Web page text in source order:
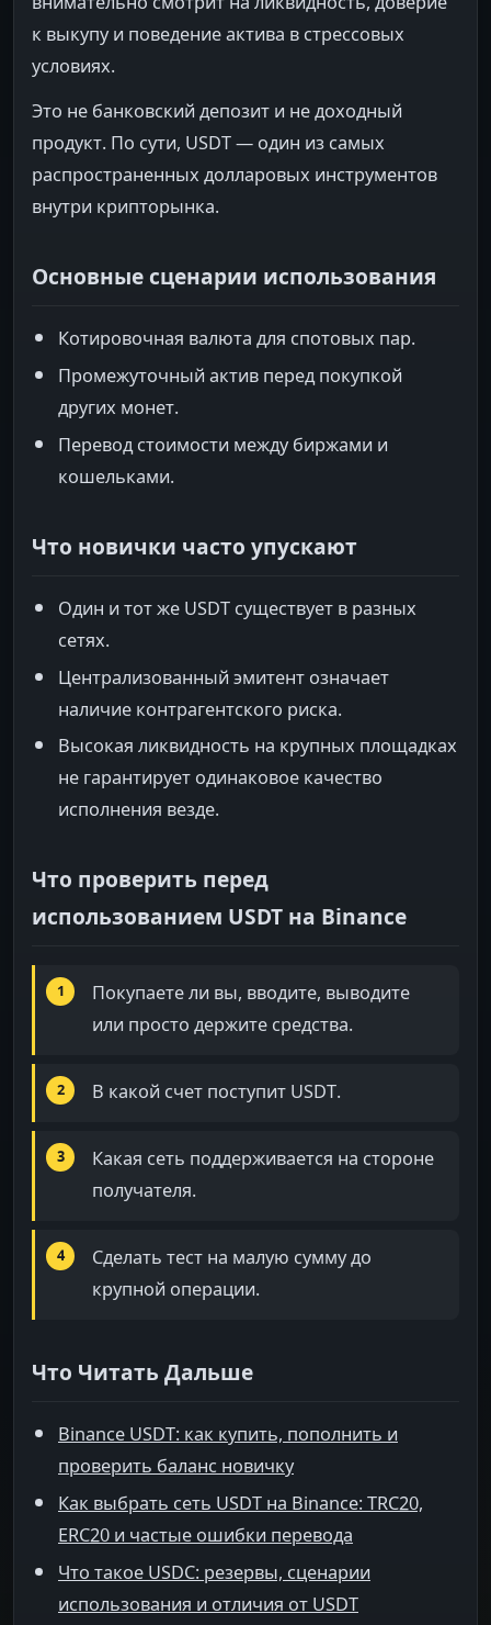
к выкупу и поведение актива в стрессовых
условиях.
Это не банковский депозит и не доходный
продукт. По сути, USDT — один из самых
распространенных долларовых инструментов
внутри крипторынка.
Основные сценарии использования
Котировочная валюта для спотовых пар.
Промежуточный актив перед покупкой
других монет.
Перевод стоимости между биржами и
кошельками.
Что новички часто упускают
Один и тот же USDT существует в разных
сетях.
Централизованный эмитент означает
наличие контрагентского риска.
Высокая ликвидность на крупных площадках
не гарантирует одинаковое качество
исполнения везде.
Что проверить перед
использованием USDT на Binance
Покупаете ли вы, вводите, выводите
или просто держите средства.
В какой счет поступит USDT.
Какая сеть поддерживается на стороне
получателя.
Сделать тест на малую сумму до
крупной операции.
Что Читать Дальше
Binance USDT: как купить, пополнить и
проверить баланс новичку
Как выбрать сеть USDT на Binance: TRC20,
ERC20 и частые ошибки перевода
Что такое USDC: резервы, сценарии
использования и отличия от USDT